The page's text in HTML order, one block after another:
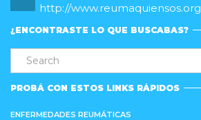
http://www.reumaquiensos.org
¿ENCONTRASTE LO QUE BUSCABAS?
PROBÁ CON ESTOS LINKS RÁPIDOS
ENFERMEDADES REUMÁTICAS